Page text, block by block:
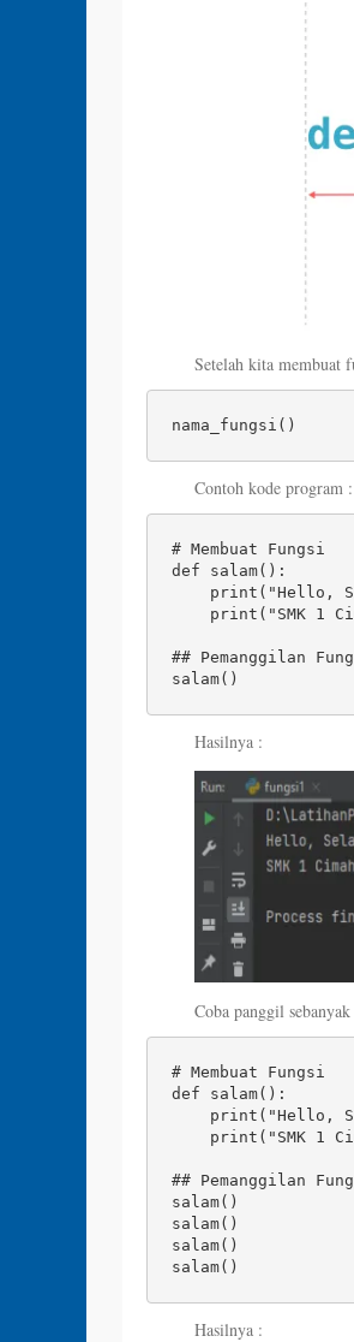
Setelah kita membuat
nama_fungsi()
Contoh kode program :
# Membuat Fungsi
def salam():
print("Hello,
print("SMK 1
## Pemanggilan
salam()
Hasilnya :
Coba panggil
# Membuat Fungsi
def salam():
print("Hello,
print("SMK 1
## Pemanggilan
salam()
salam()
salam()
salam()
Hasilnya :